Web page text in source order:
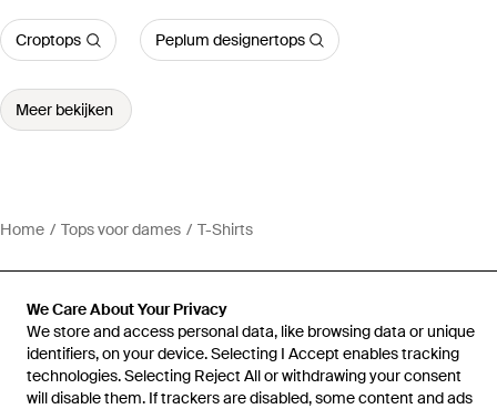
We Care About Your Privacy
We store and access personal data, like browsing data or unique
identifiers, on your device. Selecting I Accept enables tracking
technologies. Selecting Reject All or withdrawing your consent
will disable them. If trackers are disabled, some content and ads
Croptops Peplum designertops
Meer bekijken
Home Tops voor dames T-Shirts
Hulp en informatie